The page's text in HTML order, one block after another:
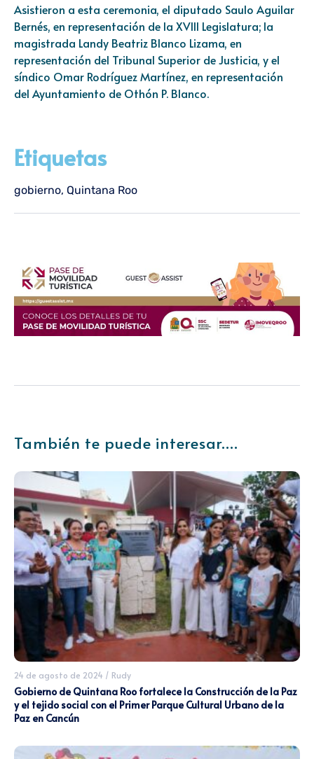
Asistieron a esta ceremonia, el diputado Saulo Aguilar
Bernés, en representación de la XVIII Legislatura; la
magistrada Landy Beatriz Blanco Lizama, en
representación del Tribunal Superior de Justicia, y el
síndico Omar Rodríguez Martínez, en representación
del Ayuntamiento de Othón P. Blanco.
Etiquetas
gobierno, Quintana Roo
También te puede interesar....
24 de agosto de 2024 / Rudy
Gobierno de Quintana Roo fortalece la Construcción de la Paz
y el tejido social con el Primer Parque Cultural Urbano de la
Paz en Cancún